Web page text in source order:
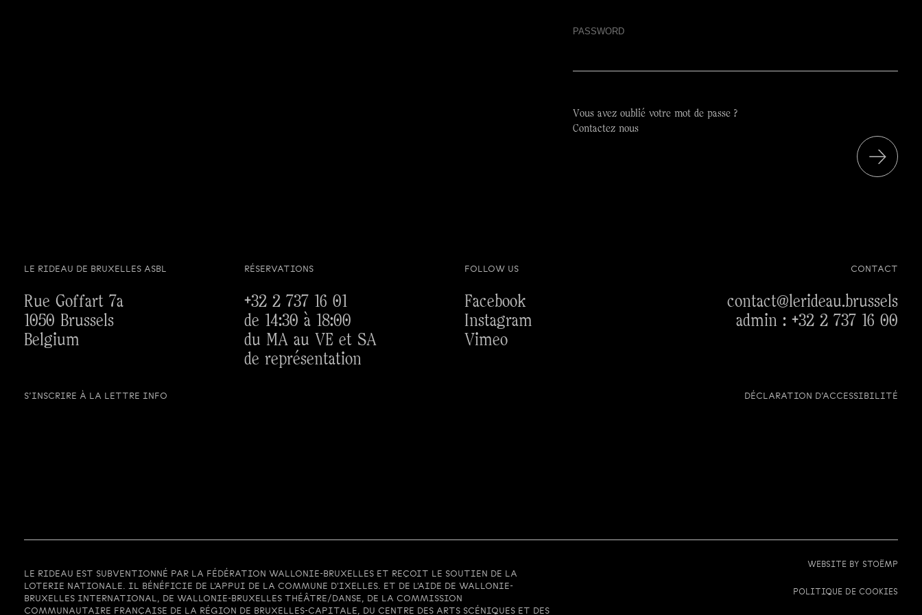
Vous avez oublié votre mot de passe ?
Contactez nous
LE RIDEAU DE BRUXELLES ASBL
Rue Goffart 7a
1050 Brussels
Belgium
RÉSERVATIONS
+32 2 737 16 01
de 14:30 à 18:00
du MA au VE et SA
de représentation
FOLLOW US
Facebook
Instagram
Vimeo
S’INSCRIRE À LA LETTRE INFO DÉCLARATION D’ACCESSIBILITÉ
CONTACT
contact@lerideau.brussels
admin : +32 2 737 16 00
LE RIDEAU EST SUBVENTIONNÉ PAR LA FÉDÉRATION WALLONIE-BRUXELLES ET REÇOIT LE SOUTIEN DE LA
LOTERIE NATIONALE. IL BÉNÉFICIE DE L'APPUI DE LA COMMUNE D'IXELLES. ET DE L'AIDE DE WALLONIE-
BRUXELLES INTERNATIONAL, DE WALLONIE-BRUXELLES THÉÂTRE/DANSE, DE LA COMMISSION
COMMUNAUTAIRE FRANÇAISE DE LA RÉGION DE BRUXELLES-CAPITALE, DU CENTRE DES ARTS SCÉNIQUES ET DES
WEBSITE BY STOËMP
POLITIQUE DE COOKIES